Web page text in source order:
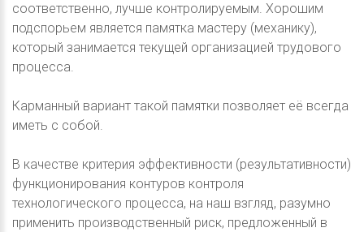
соответственно, лучше контролируемым. Хорошим
подспорьем является памятка мастеру (механику),
который занимается текущей организацией трудового
процесса.
Карманный вариант такой памятки позволяет её всегда
иметь с собой.
В качестве критерия эффективности (результативности)
функционирования контуров контроля
технологического процесса, на наш взгляд, разумно
применить производственный риск, предложенный в